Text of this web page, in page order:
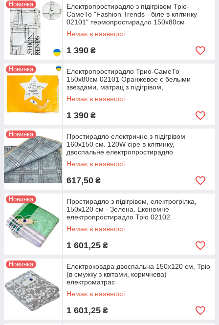
Новинка
Електропростирадло з підігрівом Тріо-
СамеТо "Fashion Trends - біле в клітинку
02101" термопростирадло 150x80см
Немає в наявності
1 390 ₴
Новинка
Електропростирадло Трио-СамеТо
150x80см 02101 Оранжевое с белыми
звездами, матрац з підігрівом,
електроковдра
Немає в наявності
1 390 ₴
Новинка
Простирадло електричне з підігрівом
160х150 см. 120W сіре в клітинку,
двоспальне електропростирадло
Немає в наявності
617,50 ₴
Новинка
Простирадло з підігрівом, електрогрілка,
150x120 см - Зелена. Економне
електропростирадло Тріо 02102
Немає в наявності
1 601,25 ₴
Новинка
Електроковдра двоспальна 150х120 см, Тріо
(в смужку з квітами, коричнева)
електроматрас
Немає в наявності
1 601,25 ₴